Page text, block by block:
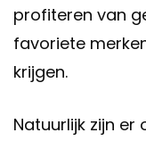
profiteren van
favoriete
krijgen.
Natuurlijk zijn er